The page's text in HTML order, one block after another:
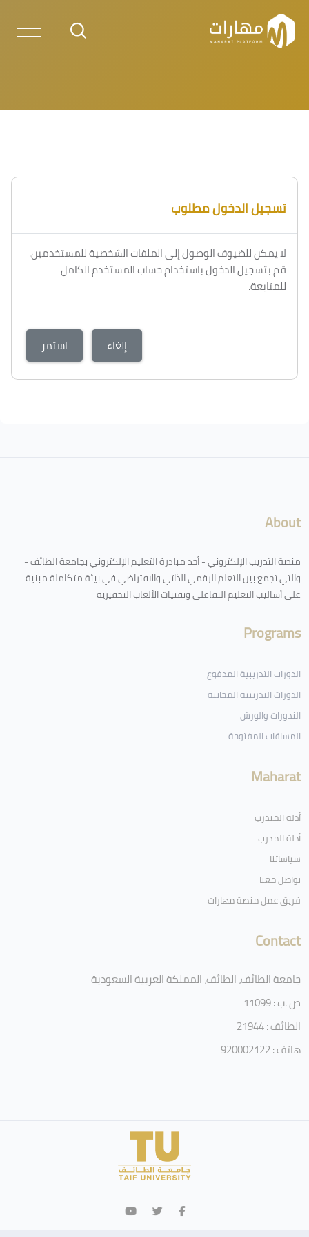
الكتل
تسجيل الدخول مطلوب
لا يمكن للضيوف الوصول إلى الملفات الشخصية للمستخدمين.
قم بتسجيل الدخول باستخدام حساب المستخدم الكامل
للمتابعة.
إلغاء استمر
About
منصة التدريب الإلكتروني - أحد مبادرة التعليم الإلكتروني بجامعة الطائف -
والتي تجمع بين التعلم الرقمي الذاتي والافتراضي في بيئة متكاملة مبنية
على أساليب التعليم التفاعلي وتقنيات الألعاب التحفيزية
Programs
الدورات التدريبية المدفوع
الدورات التدريبية المجانية
الندورات والورش
المساقات المفتوحة
Maharat
أدلة المتدرب
أدلة المدرب
سياساتنا
تواصل معنا
فريق عمل منصة مهارات
Contact
جامعة الطائف، الطائف، المملكة العربية السعودية
ص .ب : 11099
الطائف : 21944
هاتف : 920002122